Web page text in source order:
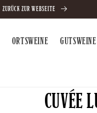
ZURÜCK ZUR WEBSEITE
ORTSWEINE GUTSWEINE
CUVÉE